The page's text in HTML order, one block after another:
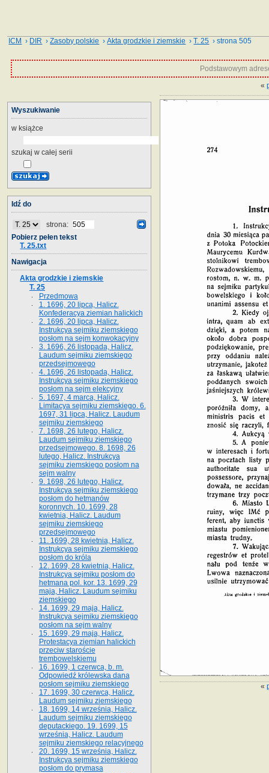
ICM › DIR ›Zasoby polskie ›Akta grodzkie i ziemskie ›T. 25 › strona 505
Podstawowym
«
«
Wyszukiwanie
w książce
szukaj w całej serii
Idź do
strona:
Pobierz pełen tekst
T. 25.txt
Nawigacja
Akta grodzkie i ziemskie
T. 25
Przedmowa
1. 1696, 20 lipca, Halicz.
Konfederacya ziemian halickich
2. 1696, 20 lipca, Halicz.
Instrukcya sejmiku ziemskiego
posłom na sejm konwokacyjny
3. 1696, 26 listopada, Halicz.
Laudum sejmiku ziemskiego
przedsejmowego
4. 1696, 26 listopada, Halicz.
Instrukcya sejmiku ziemskiego
posłom na sejm elekcyjny
5. 1697, 4 marca, Halicz.
Limitacya sejmiku ziemskiego. 6.
1697, 31 lipca, Halicz. Laudum
sejmiku ziemskiego
7. 1698, 26 lutego, Halicz.
Laudum sejmiku ziemskiego
przedsejmowego. 8. 1698, 26
lutego, Halicz. Instrukcya
sejmiku ziemskiego posłom na
sejm walny
9. 1698, 26 lutego, Halicz.
Instrukcya sejmiku ziemskiego
posłom do hetmanów
koronnych. 10. 1699, 28
kwietnia, Halicz. Laudum
sejmiku ziemskiego
przedsejmowego
11. 1699, 28 kwietnia, Halicz.
Instrukcya sejmiku ziemskiego
posłom do króla
12. 1699, 28 kwietnia, Halicz.
Instrukcya sejmiku posłom do
hetmana pol. kor. 13. 1699, 29
maja, Halicz. Laudum sejmiku
ziemskiego
14. 1699, 29 maja, Halicz.
Instrukcya sejmiku ziemskiego
posłom na sejm walny
15. 1699, 29 maja, Halicz.
Protestacya ziemian halickich
przeciw staroście
trembowelskiemu
16. 1699, 1 czerwca, b. m.
Odpowiedź królewska dana
posłom sejmiku ziemskiego
17. 1699, 30 czerwca, Halicz.
Laudum sejmiku ziemskiego
18. 1699, 14 września, Halicz.
Laudum sejmiku ziemskiego
deputackiego. 19. 1699, 15
września, Halicz. Laudum
sejmiku ziemskiego relacyjnego
20. 1699, 15 września, Halicz.
Instrukcya sejmiku ziemskiego
posłom do prymasa